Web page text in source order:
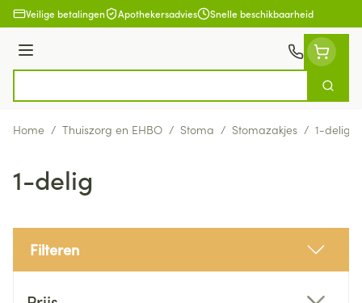
Ga naar de inhoud
Veilige betalingen Apothekersadvies Snelle beschikbaarheid
Menu
Zoek
Home / Thuiszorg en EHBO / Stoma / Stomazakjes / 1-delig
1-delig
Filteren